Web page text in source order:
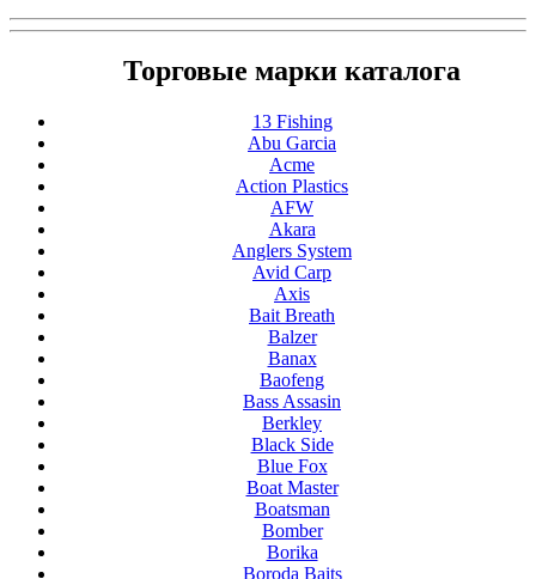
Торговые марки каталога
13 Fishing
Abu Garcia
Acme
Action Plastics
AFW
Akara
Anglers System
Avid Carp
Axis
Bait Breath
Balzer
Banax
Baofeng
Bass Assasin
Berkley
Black Side
Blue Fox
Boat Master
Boatsman
Bomber
Borika
Boroda Baits